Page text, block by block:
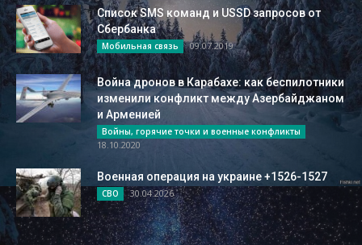
Список SMS команд и USSD запросов от
Сбербанка
Мобильная связь 09.07.2019
Война дронов в Карабахе: как беспилотники
изменили конфликт между Азербайджаном
и Арменией
Войны, горячие точки и военные конфликты
18.10.2020
Военная операция на украине +1526-1527
СВО 30.04.2026